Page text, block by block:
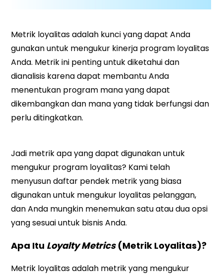
Metrik loyalitas adalah kunci yang dapat Anda
gunakan untuk mengukur kinerja program loyalitas
Anda. Metrik ini penting untuk diketahui dan
dianalisis karena dapat membantu Anda
menentukan program mana yang dapat
dikembangkan dan mana yang tidak berfungsi dan
perlu ditingkatkan.
Jadi metrik apa yang dapat digunakan untuk
mengukur program loyalitas? Kami telah
menyusun daftar pendek metrik yang biasa
digunakan untuk mengukur loyalitas pelanggan,
dan Anda mungkin menemukan satu atau dua opsi
yang sesuai untuk bisnis Anda.
Apa Itu Loyalty Metrics(Metrik Loyalitas)?
Metrik loyalitas adalah metrik yang mengukur